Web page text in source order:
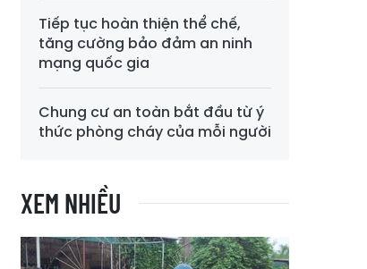
Tiếp tục hoàn thiện thể chế,
tăng cường bảo đảm an ninh
mạng quốc gia
Chung cư an toàn bắt đầu từ ý
thức phòng cháy của mỗi người
XEM NHIỀU